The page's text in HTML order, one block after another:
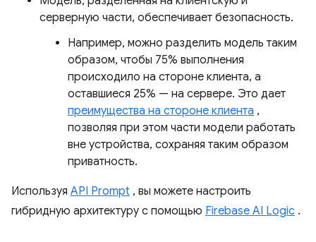
серверную части, обеспечивает безопасность.
Например, можно разделить модель таким
образом, чтобы 75% выполнения
происходило на стороне клиента, а
оставшиеся 25% — на сервере. Это дает
преимущества на стороне клиента ,
позволяя при этом части модели работать
вне устройства, сохраняя таким образом
приватность.
Используя API Prompt , вы можете настроить
гибридную архитектуру с помощью Firebase AI Logic .